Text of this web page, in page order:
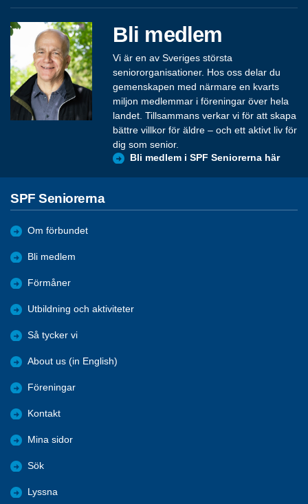
Bli medlem
Vi är en av Sveriges största
seniororganisationer. Hos oss delar du
gemenskapen med närmare en kvarts
miljon medlemmar i föreningar över hela
landet. Tillsammans verkar vi för att skapa
bättre villkor för äldre – och ett aktivt liv för
dig som senior.
Bli medlem i SPF Seniorerna här
SPF Seniorerna
Om förbundet
Bli medlem
Förmåner
Utbildning och aktiviteter
Så tycker vi
About us (in English)
Föreningar
Kontakt
Mina sidor
Sök
Lyssna